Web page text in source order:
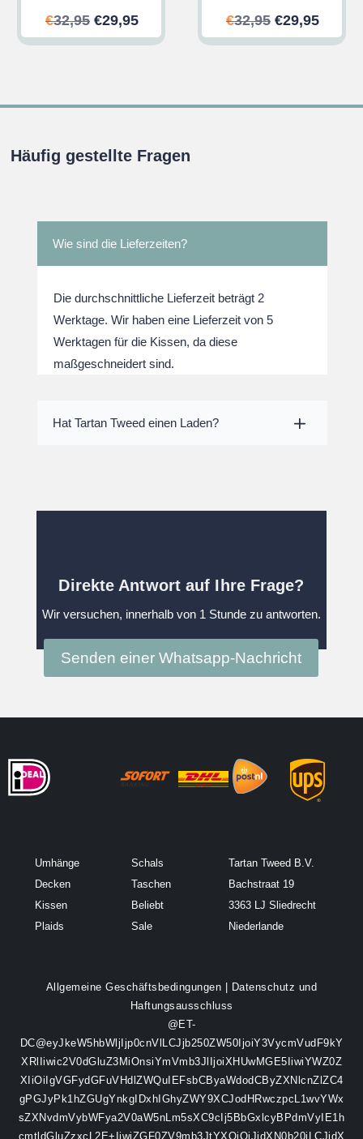
€32,95 Ursprünglicher
Preis
€29,95Aktueller
Preis
€32,95
Preis
€29,95
Preis
Häufig gestellte Fragen
Wie sind die Lieferzeiten?
Die durchschnittliche Lieferzeit beträgt 2
Werktage. Wir haben eine Lieferzeit von 5
Werktagen für die Kissen, da diese
maßgeschneidert sind.
Hat Tartan Tweed einen Laden?
Direkte Antwort auf Ihre Frage?
Wir versuchen, innerhalb von 1 Stunde zu antworten.
Senden einer Whatsapp-Nachricht
Umhänge
Decken
Kissen
Plaids
Schals
Taschen
Beliebt
Sale
Tartan Tweed B.V.
Bachstraat 19
3363 LJ Sliedrecht
Niederlande
Allgemeine Geschäftsbedingungen
Datenschutz und
Haftungsausschluss
@ET-
DC@eyJkeW5hbWljIjp0cnVlLCJjb250ZW50IjoiY3VycmVudF9kY
XRlIiwic2V0dGluZ3MiOnsiYmVmb3JlIjoiXHUwMGE5IiwiYWZ0Z
XIiOiIgVGFydGFuVHdlZWQuIEFsbCByaWdodCByZXNlcnZlZC4
gPGJyPk1hZGUgYnkgIDxhIGhyZWY9XCJodHRwczpcL1wvYWx
sZXNvdmVybWFya2V0aW5nLm5sXC9cIj5BbGxlcyBPdmVyIE1h
cmtldGluZzxcL2E+IiwiZGF0ZV9mb3JtYXQiOiJjdXN0b20iLCJjdX